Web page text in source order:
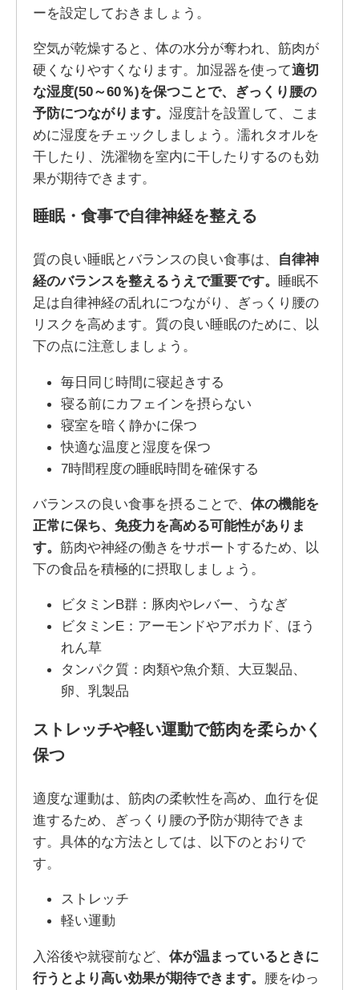
ーを設定しておきましょう。
空気が乾燥すると、体の水分が奪われ、筋肉が
硬くなりやすくなります。加湿器を使って適切
な湿度(50～60％)を保つことで、ぎっくり腰の
予防につながります。 湿度計を設置して、こま
めに湿度をチェックしましょう。濡れタオルを
干したり、洗濯物を室内に干したりするのも効
果が期待できます。
睡眠・食事で自律神経を整える
質の良い睡眠とバランスの良い食事は、
自律神
経のバランスを整えるうえで重要です。 睡眠不
足は自律神経の乱れにつながり、ぎっくり腰の
リスクを高めます。質の良い睡眠のために、以
下の点に注意しましょう。
毎日同じ時間に寝起きする
寝る前にカフェインを摂らない
寝室を暗く静かに保つ
快適な温度と湿度を保つ
7時間程度の睡眠時間を確保する
バランスの良い食事を摂ることで、 体の機能を
正常に保ち、免疫力を高める可能性がありま
す。 筋肉や神経の働きをサポートするため、以
下の食品を積極的に摂取しましょう。
ビタミンB群：豚肉やレバー、うなぎ
ビタミンE：アーモンドやアボカド、ほう
れん草
タンパク質：肉類や魚介類、大豆製品、
卵、乳製品
ストレッチや軽い運動で筋肉を柔らかく
保つ
適度な運動は、筋肉の柔軟性を高め、血行を促
進するため、ぎっくり腰の予防が期待できま
す。具体的な方法としては、以下のとおりで
す。
ストレッチ
軽い運動
入浴後や就寝前など、 体が温まっているときに
行うとより高い効果が期待できます。 腰をゆっ